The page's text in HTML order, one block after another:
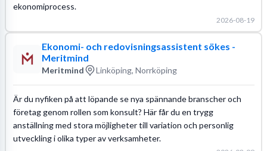
ekonomiprocess.
2026-08-19
Ekonomi- och redovisningsassistent sökes -
Meritmind
Meritmind Linköping, Norrköping
Är du nyfiken på att löpande se nya spännande branscher och
företag genom rollen som konsult? Här får du en trygg
anställning med stora möjligheter till variation och personlig
utveckling i olika typer av verksamheter.